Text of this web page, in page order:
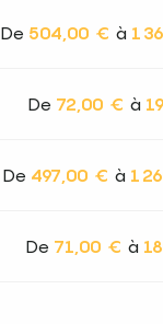
De 504,00 € à 1
De 72,00 € à
De 497,00 € à 1
De 71,00 € à